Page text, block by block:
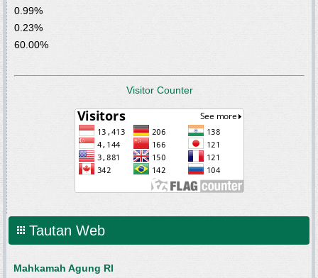
0.99%
0.23%
60.00%
Visitor Counter
Tautan Web
Mahkamah Agung RI